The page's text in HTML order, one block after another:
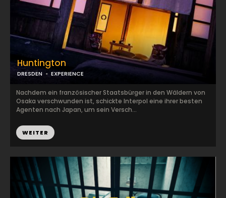
Huntington
DRESDEN EXPERIENCE
Nachdem ein französischer Staatsbürger in den Wäldern von
Osaka verschwunden ist, schickte Interpol eine ihrer besten
Agenten nach Japan, um sein Versch...
WEITER